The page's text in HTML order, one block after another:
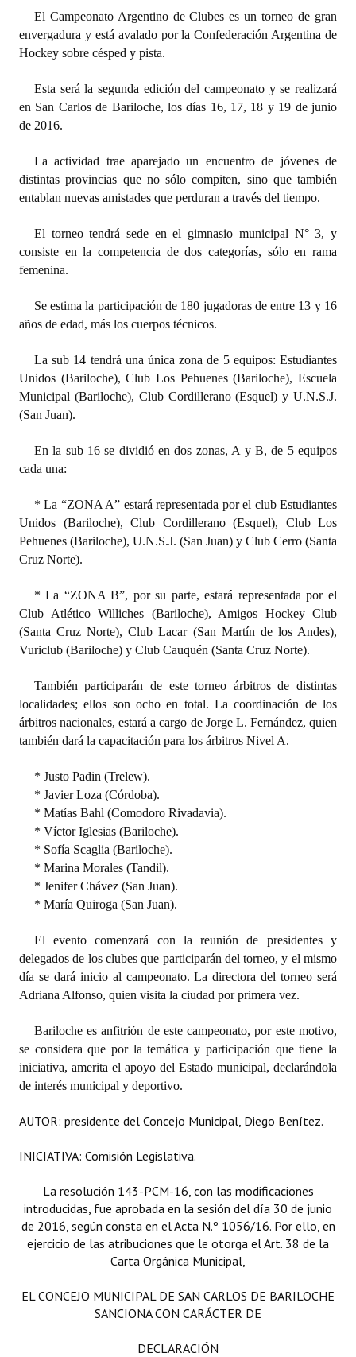
Informes de Unidad Coordinadora
Ejecución Presupuestaria
Actas de Audiencias Públicas
NORMATIVA
Comunicaciones
Declaraciones
Resoluciones
Resoluciones de Presidencia
INSTITUCIONAL
Noticias Destacadas
Registros y Distinciones
Premio al Mérito - Registro
Audiencias Públicas - Registro
Mujeres que Dejaron Huellas - Registro
Periodistas Decanos - Registro
Ciudadano Ilustre - Registro
Banca del Vecino - Registro
Huéspedes de Honor - Registro
Antiguos Pobladores - Registro
Reconocimientos - Registro
Entrega de distinciones
REFORMA DE LA CARTA ORGÁNICA
El Campeonato Argentino de Clubes es un torneo de gran
envergadura y está avalado por la Confederación Argentina de
Hockey sobre césped y pista.
Esta será la segunda edición del campeonato y se realizará
en San Carlos de Bariloche, los días 16, 17, 18 y 19 de junio
de 2016.
La actividad trae aparejado un encuentro de jóvenes de
distintas provincias que no sólo compiten, sino que también
entablan nuevas amistades que perduran a través del tiempo.
El torneo tendrá sede en el gimnasio municipal N° 3, y
consiste en la competencia de dos categorías, sólo en rama
femenina.
Se estima la participación de 180 jugadoras de entre 13 y 16
años de edad, más los cuerpos técnicos.
La sub 14 tendrá una única zona de 5 equipos: Estudiantes
Unidos (Bariloche), Club Los Pehuenes (Bariloche), Escuela
Municipal (Bariloche), Club Cordillerano (Esquel) y U.N.S.J.
(San Juan).
En la sub 16 se dividió en dos zonas, A y B, de 5 equipos
cada una:
* La “ZONA A” estará representada por el club Estudiantes
Unidos (Bariloche), Club Cordillerano (Esquel), Club Los
Pehuenes (Bariloche), U.N.S.J. (San Juan) y Club Cerro (Santa
Cruz Norte).
* La “ZONA B”, por su parte, estará representada por el
Club Atlético Williches (Bariloche), Amigos Hockey Club
(Santa Cruz Norte), Club Lacar (San Martín de los Andes),
Vuriclub (Bariloche) y Club Cauquén (Santa Cruz Norte).
También participarán de este torneo árbitros de distintas
localidades; ellos son ocho en total. La coordinación de los
árbitros nacionales, estará a cargo de Jorge L. Fernández, quien
también dará la capacitación para los árbitros Nivel A.
* Justo Padin (Trelew).
* Javier Loza (Córdoba).
* Matías Bahl (Comodoro Rivadavia).
* Víctor Iglesias (Bariloche).
* Sofía Scaglia (Bariloche).
* Marina Morales (Tandil).
* Jenifer Chávez (San Juan).
* María Quiroga (San Juan).
El evento comenzará con la reunión de presidentes y
delegados de los clubes que participarán del torneo, y el mismo
día se dará inicio al campeonato. La directora del torneo será
Adriana Alfonso, quien visita la ciudad por primera vez.
Bariloche es anfitrión de este campeonato, por este motivo,
se considera que por la temática y participación que tiene la
iniciativa, amerita el apoyo del Estado municipal, declarándola
de interés municipal y deportivo.
AUTOR: presidente del Concejo Municipal, Diego Benítez.
INICIATIVA: Comisión Legislativa.
La resolución 143-PCM-16, con las modificaciones
introducidas, fue aprobada en la sesión del día 30 de junio
de 2016, según consta en el Acta N.º 1056/16. Por ello, en
ejercicio de las atribuciones que le otorga el Art. 38 de la
Carta Orgánica Municipal,
EL CONCEJO MUNICIPAL DE SAN CARLOS DE BARILOCHE
SANCIONA CON CARÁCTER DE
DECLARACIÓN